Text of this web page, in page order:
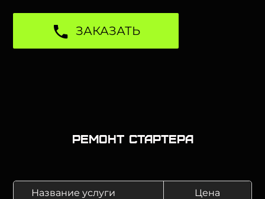
ЗАКАЗАТЬ
Ремонт стартера
Название услуги Цена